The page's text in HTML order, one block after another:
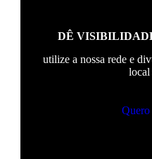
DÊ
utilize a nossa rede e
local